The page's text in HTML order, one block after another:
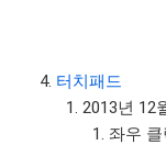
터치패드
2013년 12
좌우 클